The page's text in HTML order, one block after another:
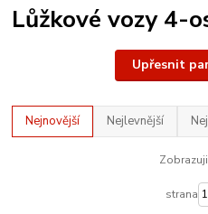
Lůžkové vozy 4-
Upřesnit
Nejnovější Nejlevnější
strana